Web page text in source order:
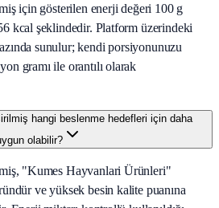
için gösterilen enerji değeri 100 g
kcal şeklindedir. Platform üzerindeki
sunulur; kendi porsiyonunuzu
gramı ile orantılı olarak
hangi beslenme hedefleri için daha
olabilir?
"Kumes Hayvanlari Ürünleri"
ve yüksek besin kalite puanına